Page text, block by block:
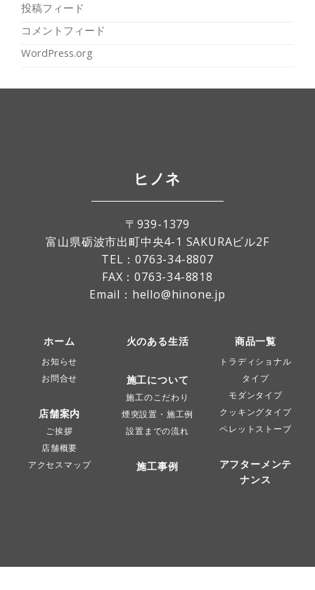
投稿フィード
コメントフィード
WordPress.org
ヒノネ
〒939-1379
富山県砺波市出町中央4-1 SAKURAビル2F
TEL：0763-34-8807
FAX：0763-34-8818
Email：hello@hinone.jp
ホーム
お知らせ
お問合せ
店舗案内
ご挨拶
店舗概要
アクセスマップ
火のある生活
施工について
施工のこだわり
煙突設置・施工例
設置までの流れ
施工事例
商品一覧
トラディショナル
タイプ
モダンタイプ
クッキングタイプ
ペレットストーブ
アフターメンテ
ナンス